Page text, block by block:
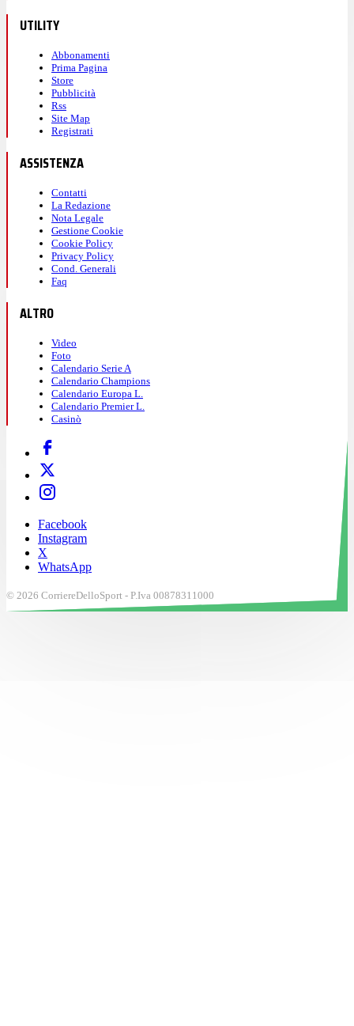
UTILITY
Abbonamenti
Prima Pagina
Store
Pubblicità
Rss
Site Map
Registrati
ASSISTENZA
Contatti
La Redazione
Nota Legale
Gestione Cookie
Cookie Policy
Privacy Policy
Cond. Generali
Faq
ALTRO
Video
Foto
Calendario Serie A
Calendario Champions
Calendario Europa L.
Calendario Premier L.
Casinò
Facebook
Instagram
X
WhatsApp
© 2026 CorriereDelloSport - P.Iva 00878311000